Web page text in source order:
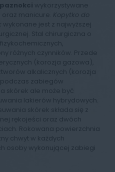
wykorzystywane
manicure. Kopytko do
wykonane jest z najwyższej
Stal chirurgiczna o
różnych czynników. Przede
(korozja gazowa),
alkalicznych (korozja
zabiegów
skórek ale może być
lakierów hybrydowych.
skórek składa się z
rękojeści oraz dwóch
Rokowana powierzchnia
chwyt w każdych
osoby wykonującej zabiegi